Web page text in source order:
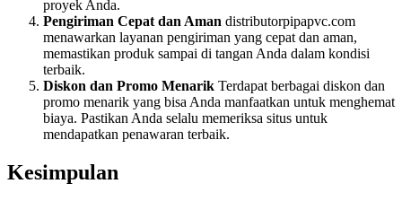
proyek Anda.
Pengiriman Cepat dan Aman distributorpipapvc.com
menawarkan layanan pengiriman yang cepat dan aman,
memastikan produk sampai di tangan Anda dalam kondisi
terbaik.
Diskon dan Promo Menarik Terdapat berbagai diskon dan
promo menarik yang bisa Anda manfaatkan untuk menghemat
biaya. Pastikan Anda selalu memeriksa situs untuk
mendapatkan penawaran terbaik.
Kesimpulan